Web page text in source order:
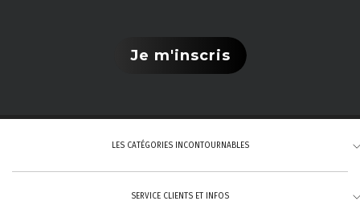
Je m'inscris
LES CATÉGORIES INCONTOURNABLES
SERVICE CLIENTS ET INFOS